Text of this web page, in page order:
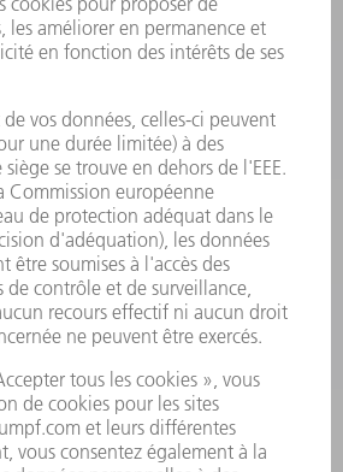
DE L'ENTREPRISE